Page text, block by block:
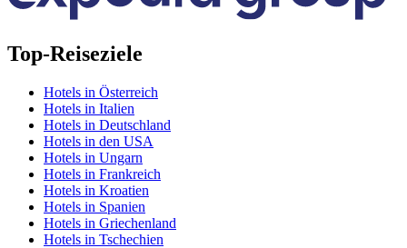
Top-Reiseziele
Hotels in Österreich
Hotels in Italien
Hotels in Deutschland
Hotels in den USA
Hotels in Ungarn
Hotels in Frankreich
Hotels in Kroatien
Hotels in Spanien
Hotels in Griechenland
Hotels in Tschechien